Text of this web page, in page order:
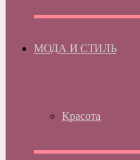
МОДА И СТИЛЬ
Красота